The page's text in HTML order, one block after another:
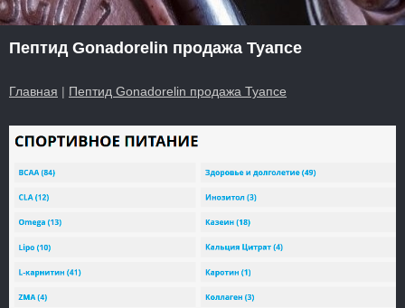
Пептид Gonadorelin продажа Туапсе
Главная | Пептид Gonadorelin продажа Туапсе